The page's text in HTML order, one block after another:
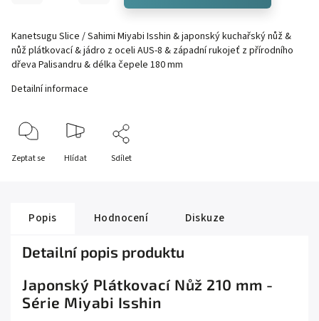
Kanetsugu Slice / Sahimi Miyabi Isshin & japonský kuchařský nůž &
nůž plátkovací & jádro z oceli AUS-8 & západní rukojeť z přírodního
dřeva Palisandru & délka čepele 180 mm
Detailní informace
Zeptat se Hlídat Sdílet
Popis Hodnocení Diskuze
Detailní popis produktu
Japonský Plátkovací Nůž 210 mm -
Série Miyabi Isshin